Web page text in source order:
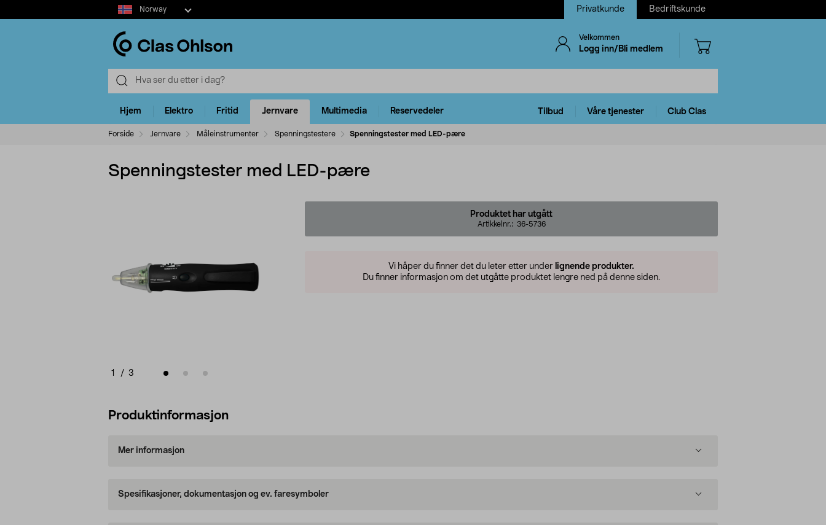
Select
market
Norway Privatkunde Bedriftskunde
Velkommen
Logg inn/Bli medlem
Hjem Elektro Fritid Jernvare Multimedia Reservedeler Tilbud Våre tjenester Club Clas
Forside Jernvare Måleinstrumenter Spenningstestere Spenningstester med LED-pære
Spenningstester med LED-pære
1 / 3
Produktet har utgått
Artikkelnr.: 36-5736
Vi håper du finner det du leter etter under lignende produkter.
Du finner informasjon om det utgåtte produktet lengre ned på denne siden.
Produktinformasjon
Mer informasjon
Spesifikasjoner, dokumentasjon og ev. faresymboler